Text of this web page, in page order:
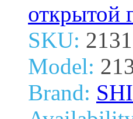
открытой
SKU:
Model:
Brand: